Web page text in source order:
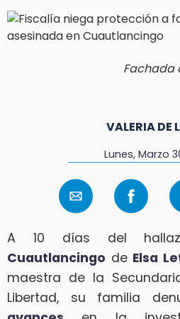
Fachada
VALERIA DE
Lunes, Marzo
A 10 días del
Cuautlancingo de Elsa
maestra de la
Libertad, su familia